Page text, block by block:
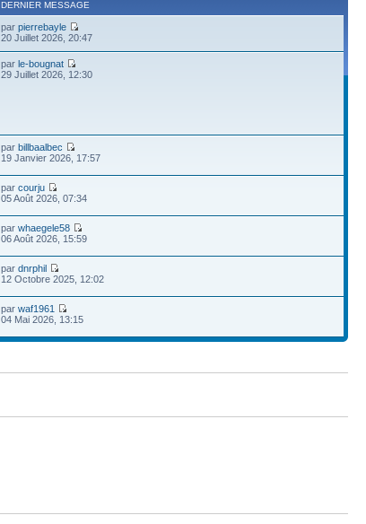
DERNIER MESSAGE
parpierrebayle
20 Juillet 2026, 20:47
parle-bougnat
29 Juillet 2026, 12:30
parbillbaalbec
19 Janvier 2026, 17:57
parcourju
05 Août 2026, 07:34
parwhaegele58
06 Août 2026, 15:59
pardnrphil
12 Octobre 2025, 12:02
parwaf1961
04 Mai 2026, 13:15